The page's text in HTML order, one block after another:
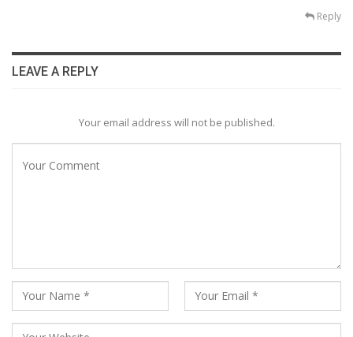
Reply
LEAVE A REPLY
Your email address will not be published.